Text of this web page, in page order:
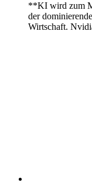
**KI wird zum
der
Wirtschaft.